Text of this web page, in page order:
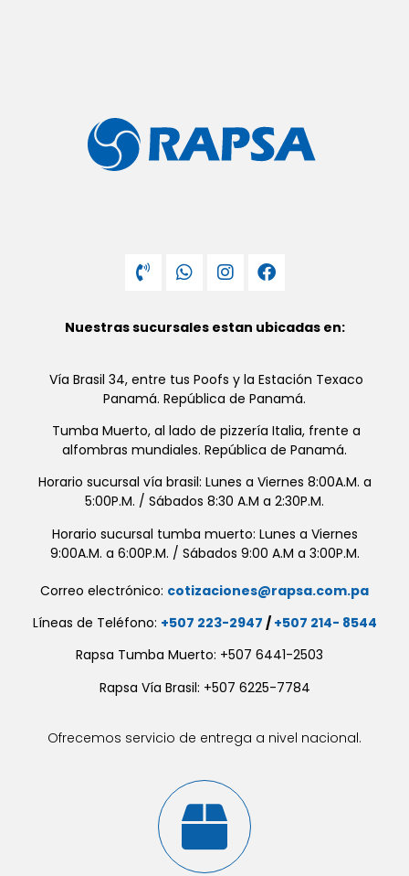
Nuestras sucursales estan ubicadas en:
Vía Brasil 34, entre tus Poofs y la Estación Texaco
Panamá. República de Panamá.
Tumba Muerto, al lado de pizzería Italia, frente a
alfombras mundiales. República de Panamá.
Horario sucursal vía brasil: Lunes a Viernes 8:00A.M. a
5:00P.M. / Sábados 8:30 A.M a 2:30P.M.
Horario sucursal tumba muerto: Lunes a Viernes
9:00A.M. a 6:00P.M. / Sábados 9:00 A.M a 3:00P.M.
Correo electrónico: cotizaciones@rapsa.com.pa
Líneas de Teléfono: +507 223-2947 / +507 214- 8544
Rapsa Tumba Muerto: +507 6441-2503
Rapsa Vía Brasil: +507 6225-7784
Ofrecemos servicio de entrega a nivel nacional.